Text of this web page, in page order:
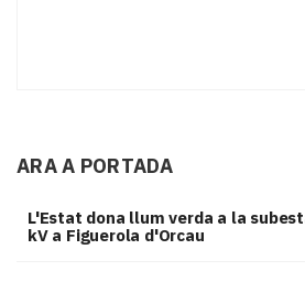
ARA A PORTADA
L'Estat dona llum verda a la
kV a Figuerola d'Orcau